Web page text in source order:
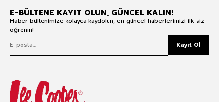
E-BÜLTENE KAYIT OLUN, GÜNCEL KALIN!
Haber bültenimize kolayca kaydolun, en güncel haberlerimizi ilk siz
öğrenin!
Kayıt Ol